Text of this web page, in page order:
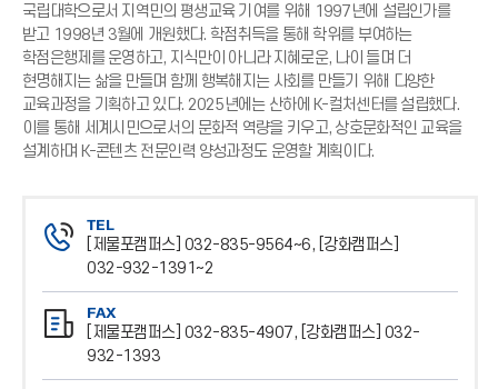
국립대학으로서 지역민의 평생교육 기여를 위해 1997년에 설립인가를
받고 1998년 3월에 개원했다. 학점취득을 통해 학위를 부여하는
학점은행제를 운영하고, 지식만이 아니라 지혜로운, 나이 들며 더
현명해지는 삶을 만들며 함께 행복해지는 사회를 만들기 위해 다양한
교육과정을 기획하고 있다. 2025년에는 산하에 K-컬처센터를 설립했다.
이를 통해 세계시민으로서의 문화적 역량을 키우고, 상호문화적인 교육을
설계하며 K-콘텐츠 전문인력 양성과정도 운영할 계획이다.
TEL
[제물포캠퍼스] 032-835-9564~6, [강화캠퍼스]
032-932-1391~2
전
화
번
호
FAX
[제물포캠퍼스] 032-835-4907, [강화캠퍼스] 032-
932-1393
팩